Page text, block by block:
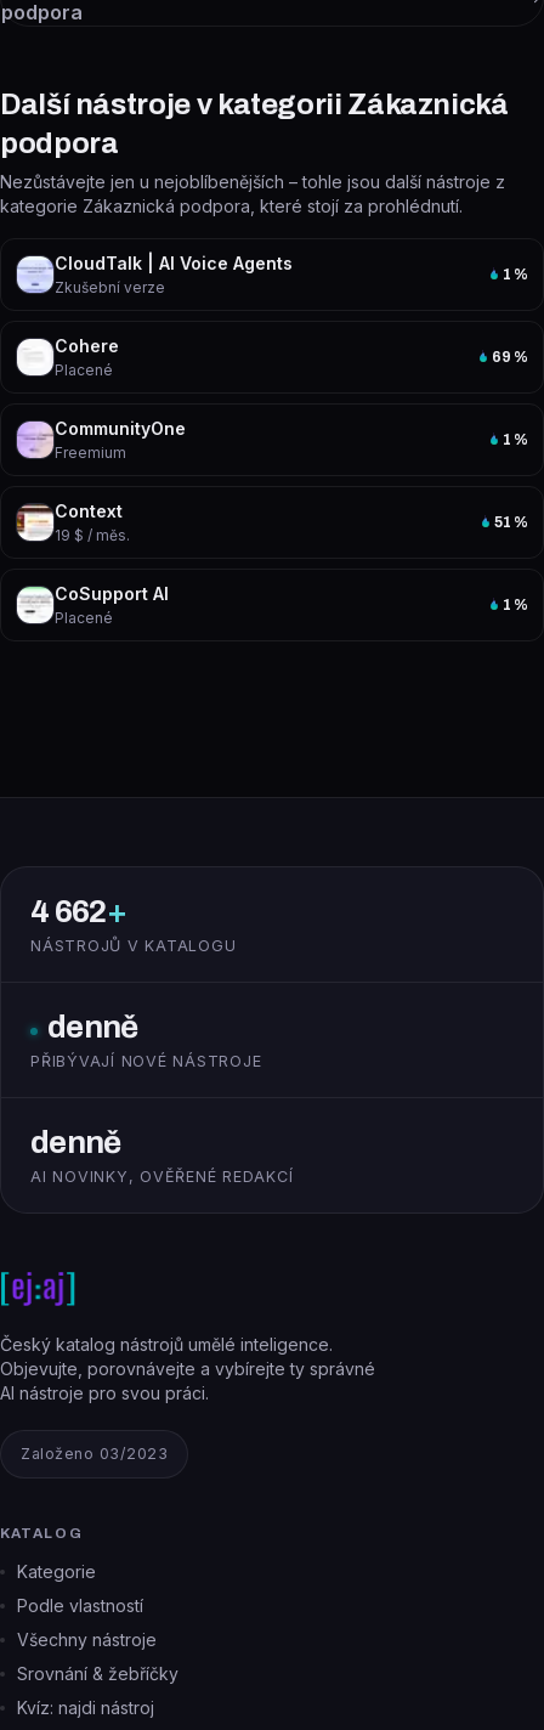
podpora
Další nástroje v kategorii Zákaznická
podpora
Nezůstávejte jen u nejoblíbenějších – tohle jsou další nástroje z
kategorie Zákaznická podpora, které stojí za prohlédnutí.
CloudTalk | AI Voice Agents
Zkušební verze
1 %
Cohere
Placené
69 %
CommunityOne
Freemium
1 %
Context
19 $ / měs.
51 %
CoSupport AI
Placené
1 %
4 662+
NÁSTROJŮ V KATALOGU
denně
PŘIBÝVAJÍ NOVÉ NÁSTROJE
denně
AI NOVINKY, OVĚŘENÉ REDAKCÍ
Český katalog nástrojů umělé inteligence.
Objevujte, porovnávejte a vybírejte ty správné
AI nástroje pro svou práci.
Založeno 03/2023
KATALOG
Kategorie
Podle vlastností
Všechny nástroje
Srovnání & žebříčky
Kvíz: najdi nástroj